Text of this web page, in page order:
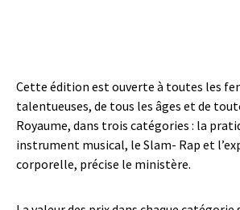
Cette édition est ouverte à toutes les
talentueuses, de tous les âges et de
Royaume, dans trois catégories : la
instrument musical, le Slam- Rap et
corporelle, précise le ministère.